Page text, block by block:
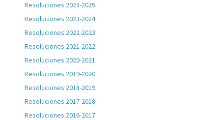
Resoluciones 2024-2025
Resoluciones 2023-2024
Resoluciones 2022-2023
Resoluciones 2021-2022
Resoluciones 2020-2021
Resoluciones 2019-2020
Resoluciones 2018-2019
Resoluciones 2017-2018
Resoluciones 2016-2017